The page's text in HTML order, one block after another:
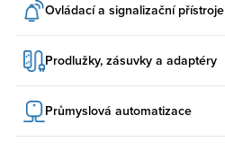
Ovládací a signalizační přístroje
Prodlužky, zásuvky a adaptéry
Průmyslová automatizace